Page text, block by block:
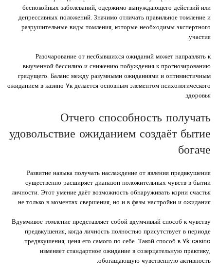
беспокойных заболеваний, одержимо-вынуждающего действий или
депрессивных положений. Значимо отличать правильное томление и
разрушительные виды томления, которые необходимы экспертного
участия.
Разочарование от несбывшихся ожиданий может направлять к
выученной бессилию и снижению побуждения к прогнозированию
грядущего. Баланс между разумными ожиданиями и оптимистичным
ожиданием в казино ۷к делается основным элементом психологического
здоровья.
Отчего способность получать
удовольствие ожиданием создаёт бытие
богаче
Развитие навыка получать наслаждение от явления предвкушения
существенно расширяет диапазон положительных чувств в бытии
личности. Этот умение даёт возможность обнаруживать корни счастья
не только в моментах свершения, но и в фазы настройки и ожидания.
Вдумчивое томление представляет собой вдумчивый способ к чувству
предвкушения, когда личность полностью присутствует в периоде
предвкушения, ценя его самого по себе. Такой способ в 7k casino
изменяет стандартное ожидание в созерцательную практику,
обогащающую чувственную активность.